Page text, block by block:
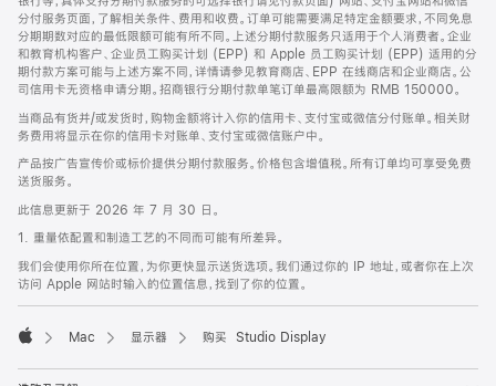
分付服务页面，了解相关条件、费用和收费。订单可能需要满足特定金额要求，不同免息
分期期数对应的最低限额可能有所不同。上述分期付款服务只适用于个人消费者。企业
和教育机构客户、企业员工购买计划 (EPP) 和 Apple 员工购买计划 (EPP) 适用的分
期付款方案可能与上述方案不同，详情请参见教育商店、EPP 在线商店和企业商店。公
司信用卡无资格申请分期。招商银行分期付款单笔订单最高限额为 RMB 150000。
当商品有货并/或发货时，购物金额将计入你的信用卡、支付宝或微信分付账单。相关财
务费用将显示在你的信用卡对账单、支付宝或微信账户中。
产品按广告宣传价或标价提供分期付款服务。价格包含增值税。所有订单均可享受免费
送货服务。
此信息更新于 2026 年 7 月 30 日。
1. 重量依配置和制造工艺的不同而可能有所差异。
我们会使用你所在位置，为你更快显示送货选项。我们通过你的 IP 地址，或者你在上次
访问 Apple 网站时输入的位置信息，找到了你的位置。
Mac 显示器 购买 Studio Display